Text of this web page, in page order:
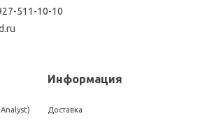
511-10-10
Информация
Доставка